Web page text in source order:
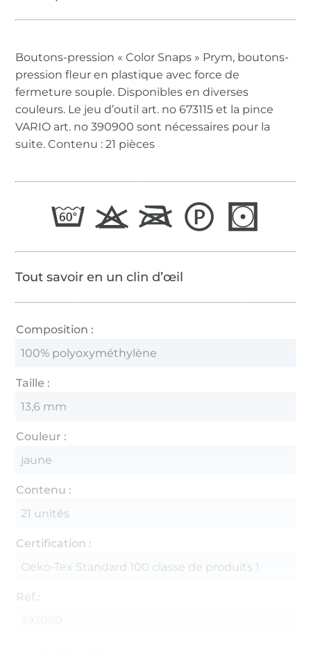
Boutons-pression « Color Snaps » Prym, boutons-
pression fleur en plastique avec force de
fermeture souple. Disponibles en diverses
couleurs. Le jeu d’outil art. no 673115 et la pince
VARIO art. no 390900 sont nécessaires pour la
suite. Contenu : 21 pièces
Tout savoir en un clin d’œil
Composition :
100% polyoxyméthylène
Taille :
13,6 mm
Couleur :
jaune
Contenu :
21 unités
Certification :
Oeko-Tex Standard 100 classe de produits 1
Réf.: